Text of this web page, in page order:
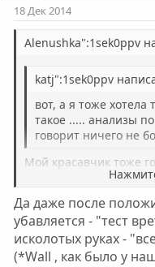
18 Дек 2014
Alenushka":1sek0ppv
katj":1sek0ppv
вот, а я тоже хотела
такое ..... анализы
говорит ничего не
Мой красавчик тоже
пошел , на не твердо
купил тест))))) в
заложил мое золото))))
они мало чего
Да даже после
убавляется - "тест
исколотых руках -
(*Wall , как было у